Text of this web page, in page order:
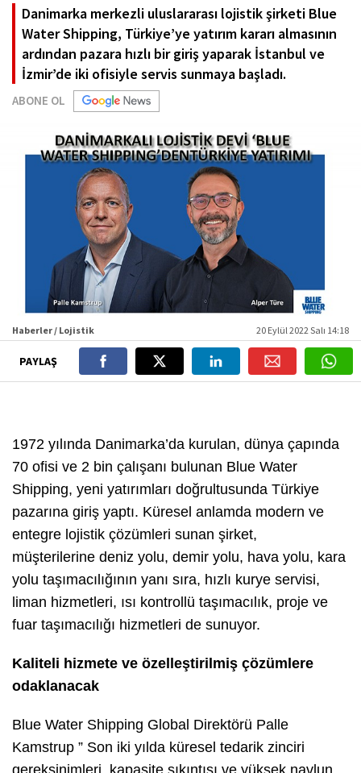
Danimarka merkezli uluslararası lojistik şirketi Blue
Water Shipping, Türkiye’ye yatırım kararı almasının
ardından pazara hızlı bir giriş yaparak İstanbul ve
İzmir’de iki ofisiyle servis sunmaya başladı.
ABONE OL
Haberler / Lojistik 20 Eylül 2022 Salı 14:18
PAYLAŞ
1972 yılında Danimarka’da kurulan, dünya çapında
70 ofisi ve 2 bin çalışanı bulunan Blue Water
Shipping, yeni yatırımları doğrultusunda Türkiye
pazarına giriş yaptı. Küresel anlamda modern ve
entegre lojistik çözümleri sunan şirket,
müşterilerine deniz yolu, demir yolu, hava yolu, kara
yolu taşımacılığının yanı sıra, hızlı kurye servisi,
liman hizmetleri, ısı kontrollü taşımacılık, proje ve
fuar taşımacılığı hizmetleri de sunuyor.
Kaliteli hizmete ve özelleştirilmiş çözümlere
odaklanacak
Blue Water Shipping Global Direktörü Palle
Kamstrup ” Son iki yılda küresel tedarik zinciri
gereksinimleri, kapasite sıkıntısı ve yüksek navlun